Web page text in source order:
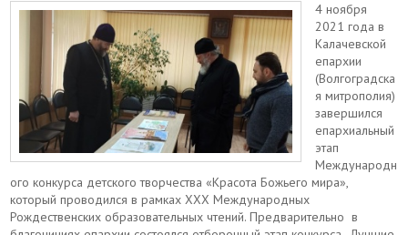
4 ноября
2021 года в
Калачевской
епархии
(Волгоградска
я митрополия)
завершился
епархиальный
этап
Международн
ого конкурса детского творчества «Красота Божьего мира»,
который проводился в рамках XXХ Международных
Рождественских образовательных чтений. Предварительно в